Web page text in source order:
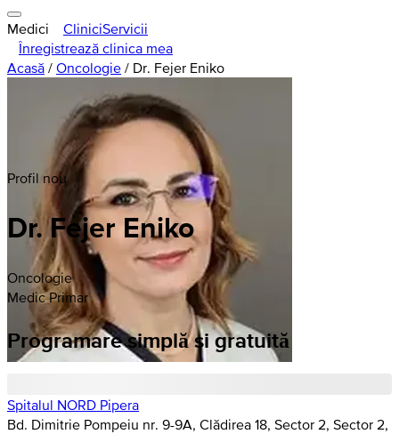
Medici CliniciServicii
Înregistrează clinica mea
Acasă / Oncologie / Dr. Fejer Eniko
Profil nou
Dr. Fejer Eniko
Oncologie
Medic Primar
Programare simplă si gratuită
Spitalul NORD Pipera
Bd. Dimitrie Pompeiu nr. 9-9A, Clădirea 18, Sector 2, Sector 2,